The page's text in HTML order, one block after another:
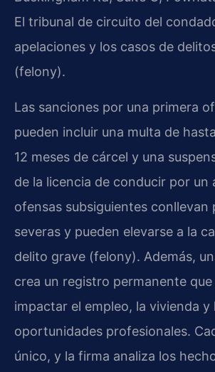
El tribunal de circuito del
apelaciones y los casos de
(felony).
Las sanciones por una primera
pueden incluir una multa de
12 meses de cárcel y una
de la licencia de conducir por un
ofensas subsiguientes conllevan
severas y pueden elevarse a la
delito grave (felony). Además,
crea un registro permanente que
impactar el empleo, la vivienda y
oportunidades profesionales.
único, y la firma analiza los